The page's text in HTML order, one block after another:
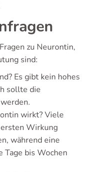
zu Neurontin,
sind:
Es gibt kein hohes
sollte die
wirkt? Viele
Wirkung
während eine
bis Wochen